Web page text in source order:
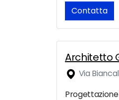
Contatta
Architetto
Via